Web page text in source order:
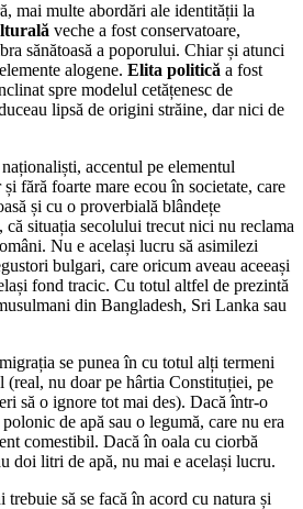
mai multe abordări ale identității la
veche a fost conservatoare,
sănătoasă a poporului. Chiar și atunci
alogene. Elita politică a fost
spre modelul cetățenesc de
lipsă de origini străine, dar nici de
accentul pe elementul
fără foarte mare ecou în societate, care
și cu o proverbială blândețe
situația secolului trecut nici nu reclama
Nu e același lucru să asimilezi
bulgari, care oricum aveau aceeași
fond tracic. Cu totul altfel de prezintă
din Bangladesh, Sri Lanka sau
se punea în cu totul alți termeni
(real, nu doar pe hârtia Constituției, pe
să o ignore tot mai des). Dacă într-o
de apă sau o legumă, care nu era
comestibil. Dacă în oala cu ciorbă
doi litri de apă, nu mai e același lucru.
să se facă în acord cu natura și